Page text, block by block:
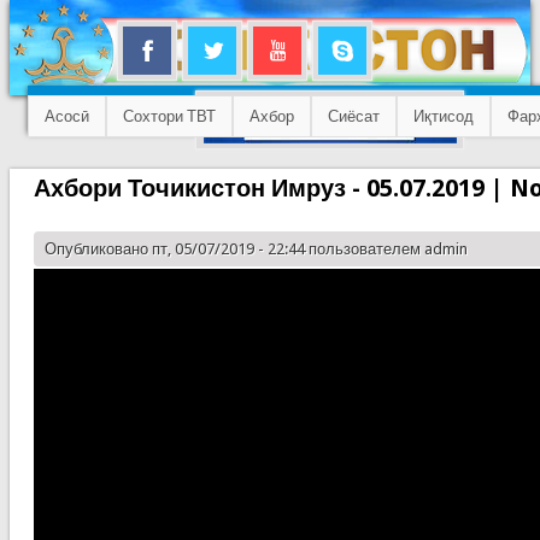
Асосӣ Сохтори ТВТ Ахбор Сиёсат Иқтисод
Ахбори Точикистон Имруз - 05.07.2019 |
Опубликовано пт, 05/07/2019 - 22:44 пользователем admin